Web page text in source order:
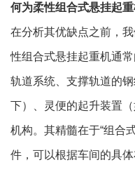
何为柔性组合式悬挂起重
在分析其优缺点之前，
性组合式悬挂起重机通
轨道系统、支撑轨道的
下）、灵便的起升装置
机构。其精髓在于“组合
件，可以根据车间的具